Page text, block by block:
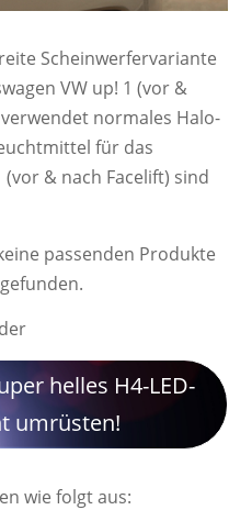
Schein­werf­er­va­ri­ante
VW up! 1 (vor &
nor­ma­les Ha­lo­
für das
& nach Facelift) sind
passenden Produkte
helles H4-LED-
umrüsten!
wie folgt aus: